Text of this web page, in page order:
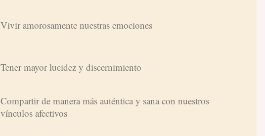
Vivir amorosamente nuestras emociones
Tener mayor lucidez y discernimiento
Compartir de manera más auténtica y sana con nuestros
vínculos afectivos